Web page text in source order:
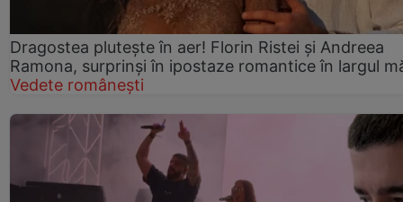
Dragostea plutește în aer! Florin Ristei și Andreea
Ramona, surprinși în ipostaze romantice în largul
Vedete românești